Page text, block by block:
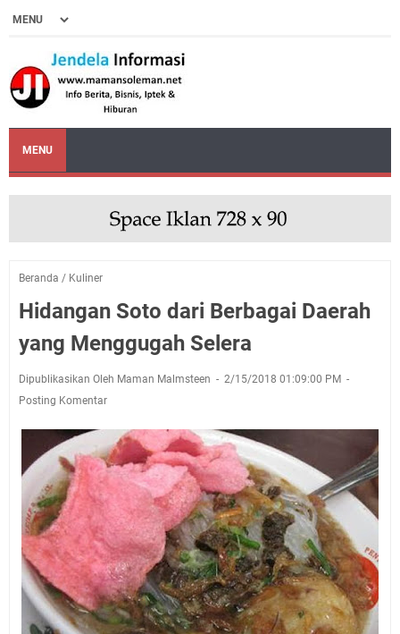
MENU
Beranda / Kuliner
Hidangan Soto dari Berbagai Daerah
yang Menggugah Selera
Dipublikasikan Oleh Maman Malmsteen
2/15/2018 01:09:00 PM
Posting Komentar